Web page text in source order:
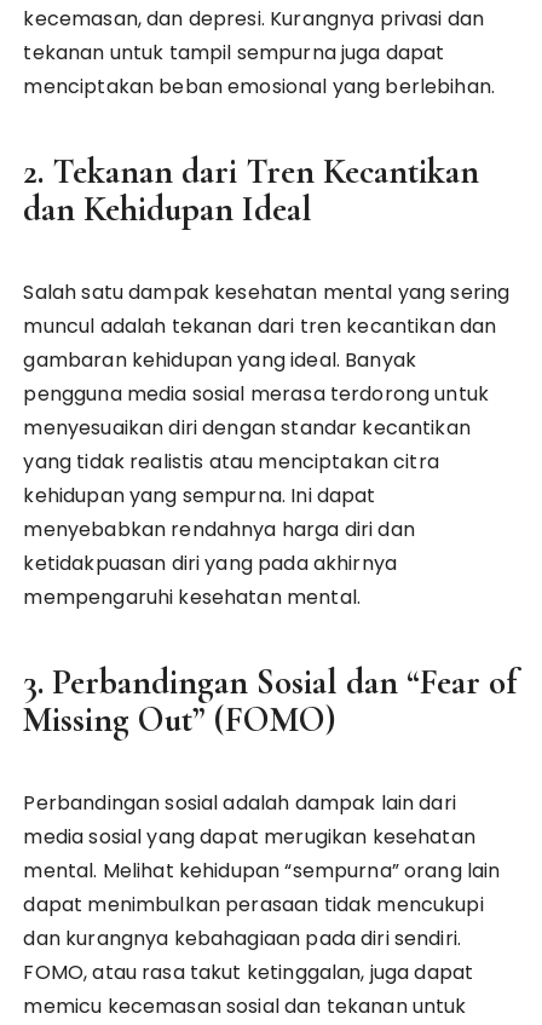
kecemasan, dan depresi. Kurangnya privasi dan
tekanan untuk tampil sempurna juga dapat
menciptakan beban emosional yang berlebihan.
2. Tekanan dari Tren Kecantikan
dan Kehidupan Ideal
Salah satu dampak kesehatan mental yang sering
muncul adalah tekanan dari tren kecantikan dan
gambaran kehidupan yang ideal. Banyak
pengguna media sosial merasa terdorong untuk
menyesuaikan diri dengan standar kecantikan
yang tidak realistis atau menciptakan citra
kehidupan yang sempurna. Ini dapat
menyebabkan rendahnya harga diri dan
ketidakpuasan diri yang pada akhirnya
mempengaruhi kesehatan mental.
3. Perbandingan Sosial dan “Fear of
Missing Out” (FOMO)
Perbandingan sosial adalah dampak lain dari
media sosial yang dapat merugikan kesehatan
mental. Melihat kehidupan “sempurna” orang lain
dapat menimbulkan perasaan tidak mencukupi
dan kurangnya kebahagiaan pada diri sendiri.
FOMO, atau rasa takut ketinggalan, juga dapat
memicu kecemasan sosial dan tekanan untuk